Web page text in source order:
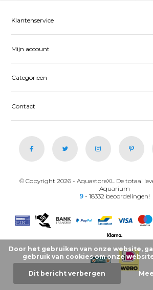
Klantenservice
Mijn account
Categorieën
Contact
© Copyright 2026 - AquastoreXL De totaal
Aquarium
9 - 18332 beoordelingen!
Door het gebruiken van onze website,
gebruik van cookies om onze
Dit bericht verbergen